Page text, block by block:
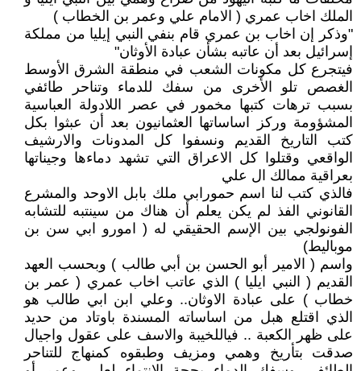
الملك اخاب عمري ( الامام علي وعمر بن الخطاب )
"وذكر إن اخاب بن عمري قام بنفي النبي إيليا من مملكة
إسرائيل بعد أن عاتبه بشأن عبادة الأوثان"
فيتجرع كل مكونات الشعب في منطقة الشرق الأوسط
الغصص تلو الأخرى من سفك للدماء وتناحر طائفي
بسبب ترهات كتبها مخمور في عصر اللادولة العباسية
المشؤومة وركز اساساتها العثمانيون بعد أن عبثوا بكل
كتب التاريخ القديم ونسفوا كل المدونات والارشيف
الواقعي وقتلوا كل الاعراق التي تشهد دماءها وجيناتها
بعراقية ممالك ال علي
فالذي كتب لنا اسم حمورابي ملك بابل الاوحد والمشرع
القانوني الفذ لم يكن يعلم أن هناك من سينتبه للتشابه
الفونولجي بين الإسم الحقيقي له ( امورو ابي سن بن
موباليط)
واسم ( الامير أبو الحسن بن أبي طالب ) وبحسب العهد
القديم ( النبي ايليا ) الذي عاتب اخاب عمري ( عمر بن
خطاب ) على عبادة الاوثان.. وعلي ابن ابي طالب هو
الذي اقتلع هبل من اساساته المسندة باوتاد من حديد
على ظهر الكعبة .. فياللخيبة والاسف على عقول واجيال
صدقت بتأريخ وهمي ومزيف وطبقوه كمنهاج للتناحر